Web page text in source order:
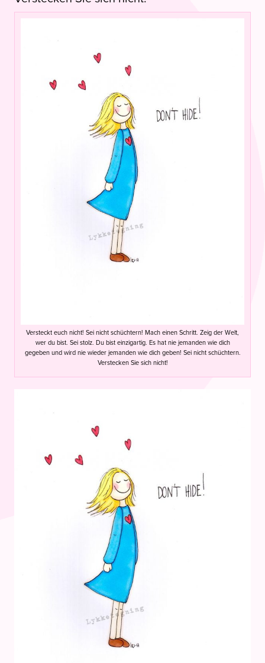
Versteckt euch nicht! Sei nicht schüchtern! Mach einen Schritt. Zeig der Welt,
wer du bist. Sei stolz. Du bist einzigartig. Es hat nie jemanden wie dich
gegeben und wird nie wieder jemanden wie dich geben! Sei nicht schüchtern.
Verstecken Sie sich nicht!